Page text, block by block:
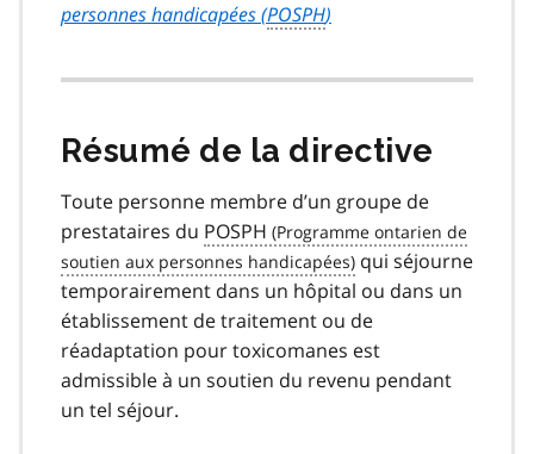
personnes handicapées (POSPH)
Résumé de la directive
Toute personne membre d’un groupe de
prestataires du POSPH
qui séjourne
temporairement dans un hôpital ou dans un
établissement de traitement ou de
réadaptation pour toxicomanes est
admissible à un soutien du revenu pendant
un tel séjour.